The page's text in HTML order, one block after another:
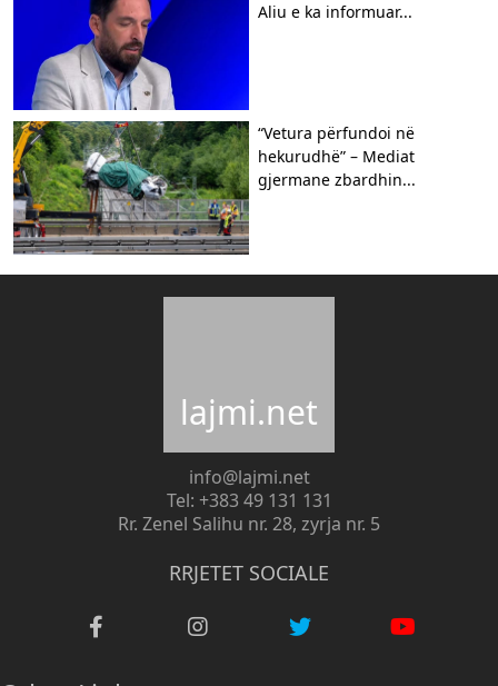
Aliu e ka informuar...
“Vetura përfundoi në
hekurudhë” – Mediat
gjermane zbardhin...
lajmi.net
info@lajmi.net
Tel: +383 49 131 131
Rr. Zenel Salihu nr. 28, zyrja nr. 5
RRJETET SOCIALE